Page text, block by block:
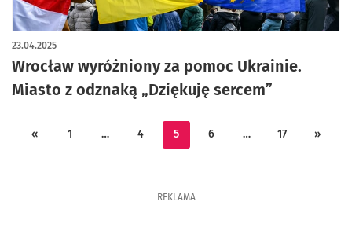
Wrocław wyróżniony za pomoc Ukrainie.
Miasto z odznaką „Dziękuję sercem”
23.04.2025
« 1 … 4 5 6 … 17 »
REKLAMA